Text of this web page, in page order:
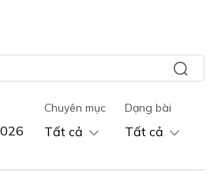
Chuyên mục
Tất cả
Dạng bài
Tất cả